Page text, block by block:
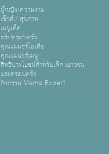
ผู้หญิง/ความงาม
เซ็กส์ / สุขภาพ
เมนูเด็ด
ทริปครอบครัว
คุณแม่แชร์ไอเดีย
คุณแม่แชร์เมนู
สิทธิประโยชน์สำหรับเด็ก เยาวชน
และครอบครัว
กิจกรรม Mama Expert